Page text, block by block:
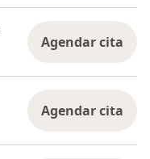
Agendar cita
Agendar cita